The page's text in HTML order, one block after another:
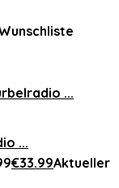
...
€33.99Aktueller